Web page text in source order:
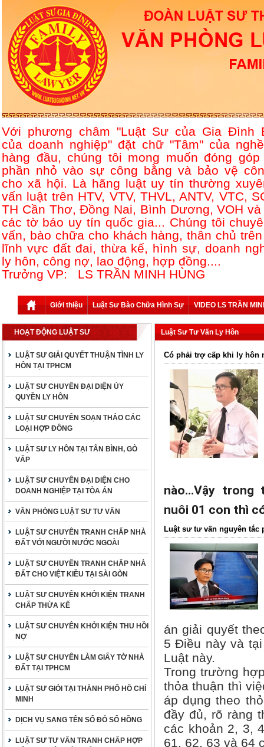
Với phương châm "Luật Sư của Gia Đình
của doanh nghiệp" đặt chữ "Tâm" của
hàng đầu, chúng tôi mong muốn đóng góp
phần nhỏ vào sự công bằng và bảo vệ
cho xã hội. Là hãng luật uy tín thường
vấn luật trên HTV, VTV, THVL, ANTV, VTC,
TH Cần Thơ, Đồng Nai, Bình Dương, VOH và
các tờ báo uy tín quốc gia... Chúng tôi
vấn, bào chữa cho khách hàng, thân chủ
lĩnh vực đất đai, thừa kế, hình sự, doanh
ly hôn, công nợ, lao động, hợp đồng....
Trưởng VP: LS TRẦN MINH HÙNG
Giới thiệu Luật Sư Bào Chữa Hình Sự VIDEO LS TRẦN
HOẠT ĐỘNG LUẬT SƯ
LUẬT SƯ GIẢI QUYẾT THUẬN TÌNH LY
HÔN TẠI TPHCM
LUẬT SƯ CHUYÊN ĐẠI DIỆN ỦY
QUYỀN LY HÔN
LUẬT SƯ CHUYÊN SOẠN THẢO CÁC
LOẠI HỢP ĐỒNG
LUẬT SƯ LY HÔN TẠI TÂN BÌNH, GÒ
VẤP
LUẬT SƯ CHUYÊN ĐẠI DIỆN CHO
DOANH NGHIỆP TẠI TÒA ÁN
VĂN PHÒNG LUẬT SƯ TƯ VẤN
LUẬT SƯ CHUYÊN TRANH CHẤP NHÀ
ĐẤT VỚI NGƯỜI NƯỚC NGOÀI
LUẬT SƯ CHUYÊN TRANH CHẤP NHÀ
ĐẤT CHO VIỆT KIỀU TẠI SÀI GÒN
LUẬT SƯ CHUYÊN KHỞI KIỆN TRANH
CHẤP THỪA KẾ
LUẬT SƯ CHUYÊN KHỞI KIỆN THU HỒI
NỢ
LUẬT SƯ CHUYÊN LÀM GIẤY TỜ NHÀ
ĐẤT TẠI TPHCM
LUẬT SƯ GIỎI TẠI THÀNH PHỐ HỒ CHÍ
MINH
DỊCH VỤ SANG TÊN SỔ ĐỎ SỔ HỒNG
LUẬT SƯ TƯ VẤN TRANH CHẤP HỢP
Luật Sư Tư Vấn Ly Hôn
Có phải trợ cấp khi ly hôn
nào…Vậy trong
nuôi 01 con thì
Luật sư tư vấn nguyên
án giải quyết
5 Điều này và
Luật này.
Trong trường
thỏa thuận thì
áp dụng theo
đầy đủ, rõ ràng
các khoản 2, 3,
61, 62, 63 và 64